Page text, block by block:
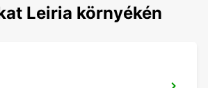
Leiria környékén